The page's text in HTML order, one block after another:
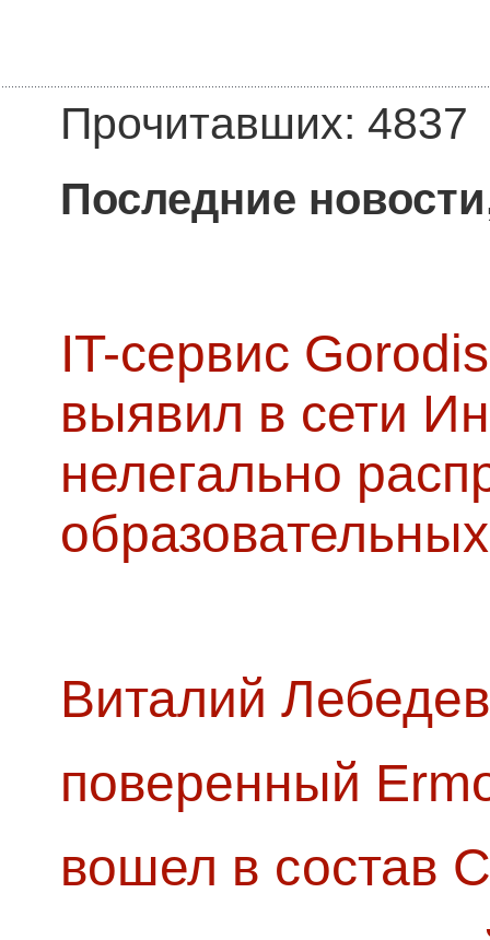
Прочитавших: 4837
Последние
IT-сервис
выявил в сети
нелегально
Виталий
поверенный
вошел в состав